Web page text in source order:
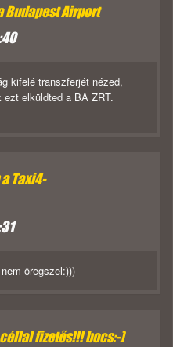
Budapest Airport
kifelé transzferjét nézed,
elküldted a BA ZRT.
Taxi4-
öregszel:)))
céllal fizetős!!! bocs:-)